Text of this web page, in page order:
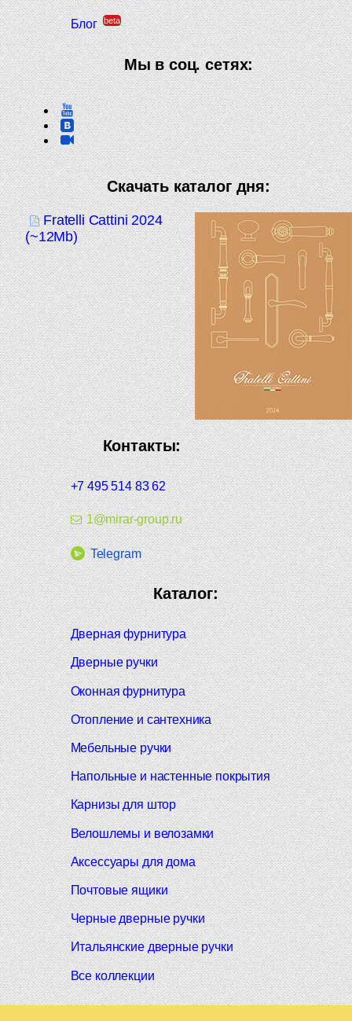
Блог beta
Мы в соц. сетях:
Скачать каталог дня:
Fratelli Cattini 2024
(~12Mb)
Контакты:
+7 495 514 83 62
1@mirar-group.ru
Telegram
Каталог:
Дверная фурнитура
Дверные ручки
Оконная фурнитура
Отопление и сантехника
Мебельные ручки
Напольные и настенные покрытия
Карнизы для штор
Велошлемы и велозамки
Аксессуары для дома
Почтовые ящики
Черные дверные ручки
Итальянские дверные ручки
Все коллекции